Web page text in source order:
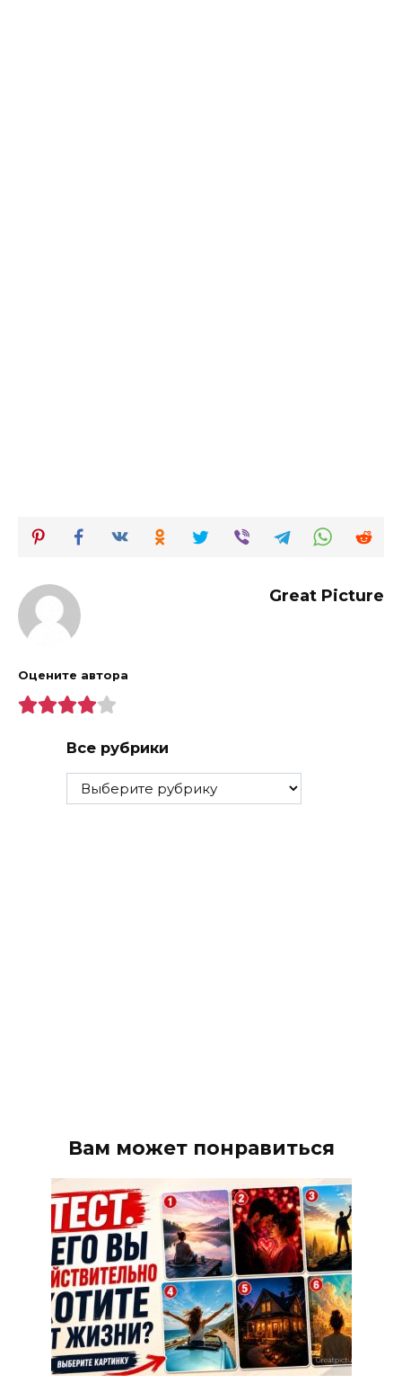
Great Picture
Оцените автора
Все рубрики
Все
рубрики
Вам может понравиться